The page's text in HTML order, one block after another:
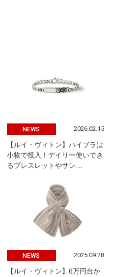
NEWS 2026.02.15
【ルイ・ヴィトン】ハイブラは
小物で投入！デイリー使いでき
るブレスレットやサン…
NEWS 2025.09.28
【ルイ・ヴィトン】6万円台か